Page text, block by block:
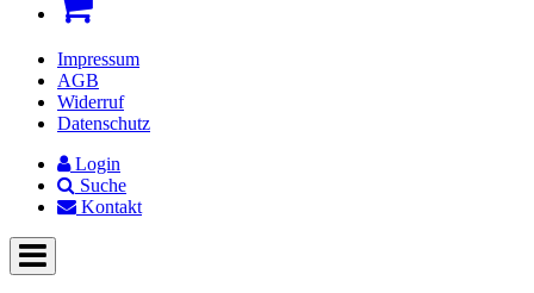
Impressum
AGB
Widerruf
Datenschutz
Login
Suche
Kontakt